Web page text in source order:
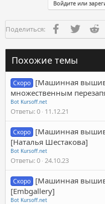
Войдите или
Поделиться: FacebookTwitter
Похожие темы
Скоро [Машинная
множественным
Bot Kursoff.net
Ответы 0 11.12.21
Скоро [Машинная
[Наталья Шестакова]
Bot Kursoff.net
Ответы 0 24.10.23
Скоро [Машинная
[Embgallery]
Bot Kursoff.net